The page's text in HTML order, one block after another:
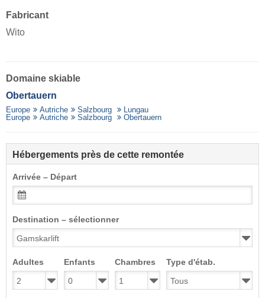
Fabricant
Wito
Domaine skiable
Obertauern
Europe Autriche Salzbourg
Lungau
Europe
Autriche Salzbourg Obertauern
Hébergements près de cette remontée
Arrivée – Départ
Destination – sélectionner
Adultes Enfants Chambres Type d'étab.